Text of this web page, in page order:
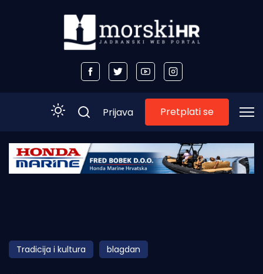
Početna
Obala
Otoci
Prijava Pretplati se
Tradicija i kultura blagdan